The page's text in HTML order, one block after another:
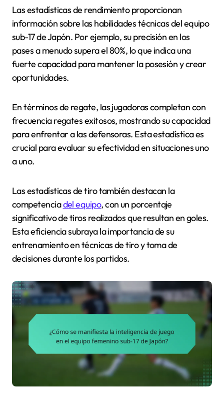
Las estadísticas de rendimiento proporcionan
información sobre las habilidades técnicas del equipo
sub-17 de Japón. Por ejemplo, su precisión en los
pases a menudo supera el 80%, lo que indica una
fuerte capacidad para mantener la posesión y crear
oportunidades.
En términos de regate, las jugadoras completan con
frecuencia regates exitosos, mostrando su capacidad
para enfrentar a las defensoras. Esta estadística es
crucial para evaluar su efectividad en situaciones uno
a uno.
Las estadísticas de tiro también destacan la
competenciadel equipo, con un porcentaje
significativo de tiros realizados que resultan en goles.
Esta eficiencia subraya la importancia de su
entrenamiento en técnicas de tiro y toma de
decisiones durante los partidos.